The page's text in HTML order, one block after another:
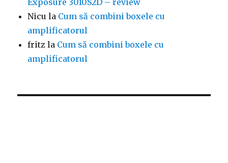
Exposure 3010S2D – review
Nicu la Cum să combini boxele cu
amplificatorul
fritz la Cum să combini boxele cu
amplificatorul